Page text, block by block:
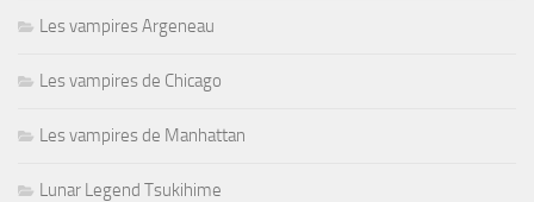
Les vampires Argeneau
Les vampires de Chicago
Les vampires de Manhattan
Lunar Legend Tsukihime